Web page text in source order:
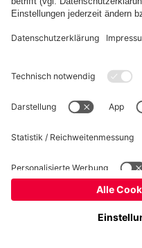
Impressum Datenschutz